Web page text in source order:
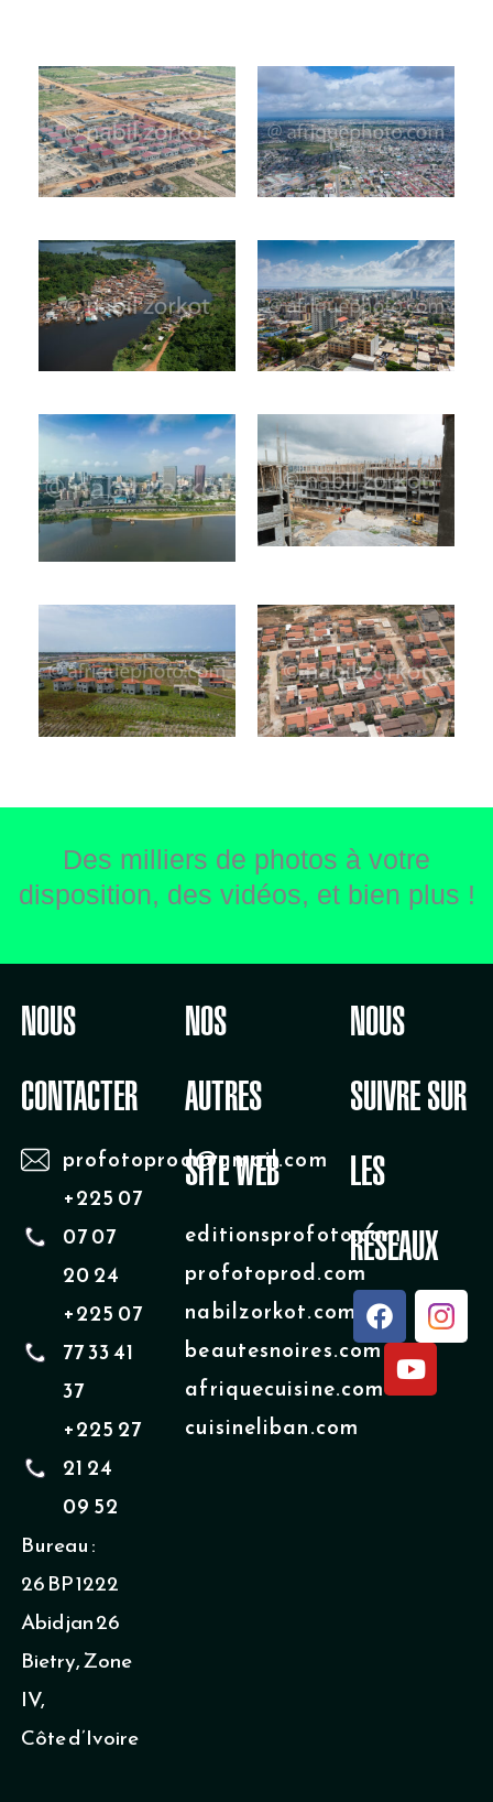
Des milliers de photos à votre
disposition, des vidéos, et bien plus !
NOUS
CONTACTER
profotoprod@gmail.com
+225 07
07 07
20 24
+225 07
77 33 41
37
+225 27
21 24
09 52
Bureau :
26 BP 1222
Abidjan 26
Bietry, Zone
IV,
Côte d’Ivoire
NOS
AUTRES
SITE WEB
editionsprofoto.com
profotoprod.com
nabilzorkot.com
beautesnoires.com
afriquecuisine.com
cuisineliban.com
NOUS
SUIVRE SUR
LES
RÉSEAUX
F
a
c
e
Y
u
t